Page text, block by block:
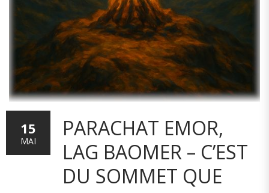
PARACHAT EMOR,
LAG BAOMER – C’EST
DU SOMMET QUE
15
MAI